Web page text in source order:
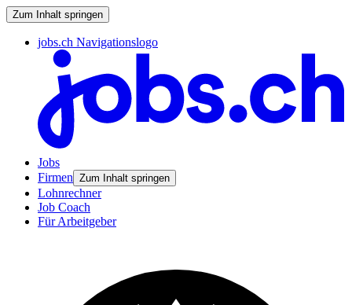
Zum Inhalt springen
jobs.ch Navigationslogo
Jobs
Firmen Zum Inhalt springen
Lohnrechner
Job Coach
Für Arbeitgeber